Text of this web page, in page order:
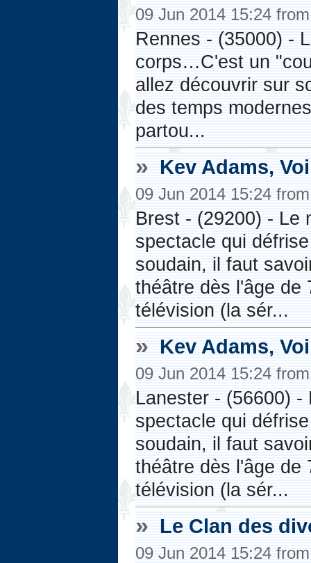
09 Jun 2014 15:24
Rennes - (35000) -
corps…C'est un
allez découvrir sur
des temps
partou...
» Kev Adams,
09 Jun 2014 15:24
Brest - (29200) - Le
spectacle qui
soudain, il faut
théâtre dès l'âge de
télévision (la sér...
» Kev Adams,
09 Jun 2014 15:24
Lanester - (56600) -
spectacle qui
soudain, il faut
théâtre dès l'âge de
télévision (la sér...
» Le Clan des
09 Jun 2014 15:24